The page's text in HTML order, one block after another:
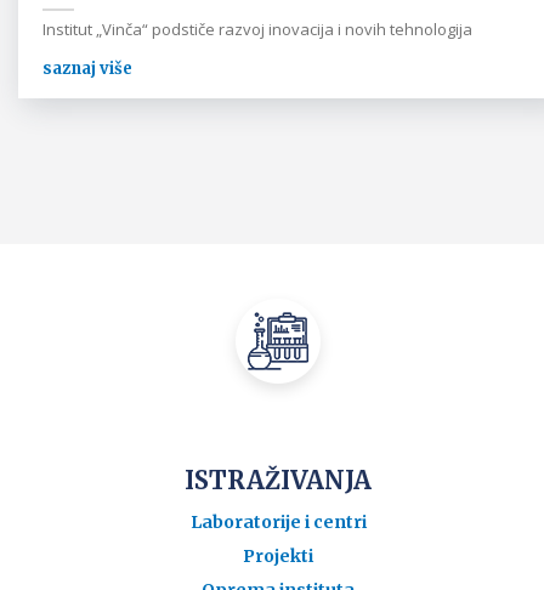
Institut „Vinča“ podstiče razvoj inovacija i novih tehnologija
saznaj više
ISTRAŽIVANJA
Laboratorije i centri
Projekti